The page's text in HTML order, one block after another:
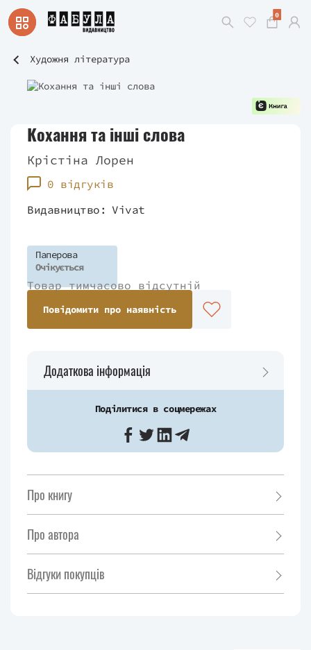
0
Художня література
Кохання та інші слова
Крістіна Лорен
0 відгуків
Видавництво: Vivat
Паперова
Очікується
Товар тимчасово відсутній
Повідомити про наявність
Додаткова інформація
Поділитися в соцмережах
Про книгу
Про автора
Відгуки покупців